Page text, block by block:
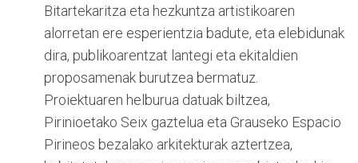
Bitartekaritza eta hezkuntza artistikoaren
alorretan ere esperientzia badute, eta elebidunak
dira, publikoarentzat lantegi eta ekitaldien
proposamenak burutzea bermatuz.
Proiektuaren helburua datuak biltzea,
Pirinioetako Seix gaztelua eta Grauseko Espacio
Pirineos bezalako arkitekturak aztertzea,